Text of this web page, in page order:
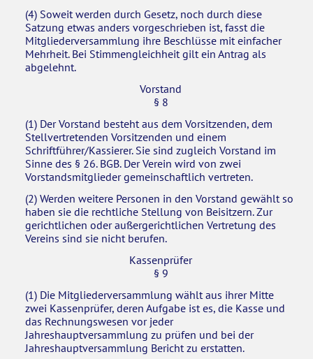
(4) Soweit werden durch Gesetz, noch durch diese
Satzung etwas anders vorgeschrieben ist, fasst die
Mitgliederversammlung ihre Beschlüsse mit einfacher
Mehrheit. Bei Stimmengleichheit gilt ein Antrag als
abgelehnt.
Vorstand
§ 8
(1) Der Vorstand besteht aus dem Vorsitzenden, dem
Stellvertretenden Vorsitzenden und einem
Schriftführer/Kassierer. Sie sind zugleich Vorstand im
Sinne des § 26. BGB. Der Verein wird von zwei
Vorstandsmitglieder gemeinschaftlich vertreten.
(2) Werden weitere Personen in den Vorstand gewählt so
haben sie die rechtliche Stellung von Beisitzern. Zur
gerichtlichen oder außergerichtlichen Vertretung des
Vereins sind sie nicht berufen.
Kassenprüfer
§ 9
(1) Die Mitgliederversammlung wählt aus ihrer Mitte
zwei Kassenprüfer, deren Aufgabe ist es, die Kasse und
das Rechnungswesen vor jeder
Jahreshauptversammlung zu prüfen und bei der
Jahreshauptversammlung Bericht zu erstatten.